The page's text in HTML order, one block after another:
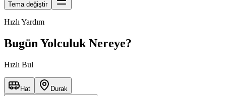
Tema değiştir
Hızlı Yardım
Bugün Yolculuk Nereye?
Hızlı Bul
Hat Durak